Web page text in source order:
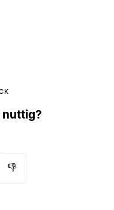
nuttig?
👎